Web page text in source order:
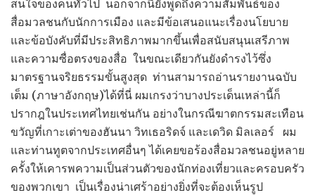
สนใจของคนทั่วไป นอกจากนี้ยังพูดถึงความสัมพันธ์ของ
สื่อมวลชนกับนักการเมือง และมีข้อเสนอแนะเรื่องนโยบาย
และข้อบังคับที่มีประสิทธิภาพมากขึ้นเพื่อสนับสนุนเสรีภาพ
และความซื่อตรงของสื่อ ในขณะเดียวกันยังดำรงไว้ซึ่ง
มาตรฐานจริยธรรมขั้นสูงสุด ท่านสามารถอ่านรายงานฉบับ
เต็ม (ภาษาอังกฤษ)ได้ที่นี่ ผมเกรงว่าบางประเด็นเหล่านี้ก็
ปรากฎในประเทศไทยเช่นกัน อย่างในกรณีฆาตกรรมสะเทือน
ขวัญที่เกาะเต่าของฮันนา วิทเธอริดจ์ และเดวิด มิลเลอร์ ผม
และท่านทูตจากประเทศอื่นๆ ได้เคยขอร้องสื่อมวลชนอยู่หลาย
ครั้งให้เคารพความเป็นส่วนตัวของนักท่องเที่ยวและครอบครัว
ของพวกเขา เป็นเรื่องน่าเศร้าอย่างยิ่งที่จะต้องเห็นรูป